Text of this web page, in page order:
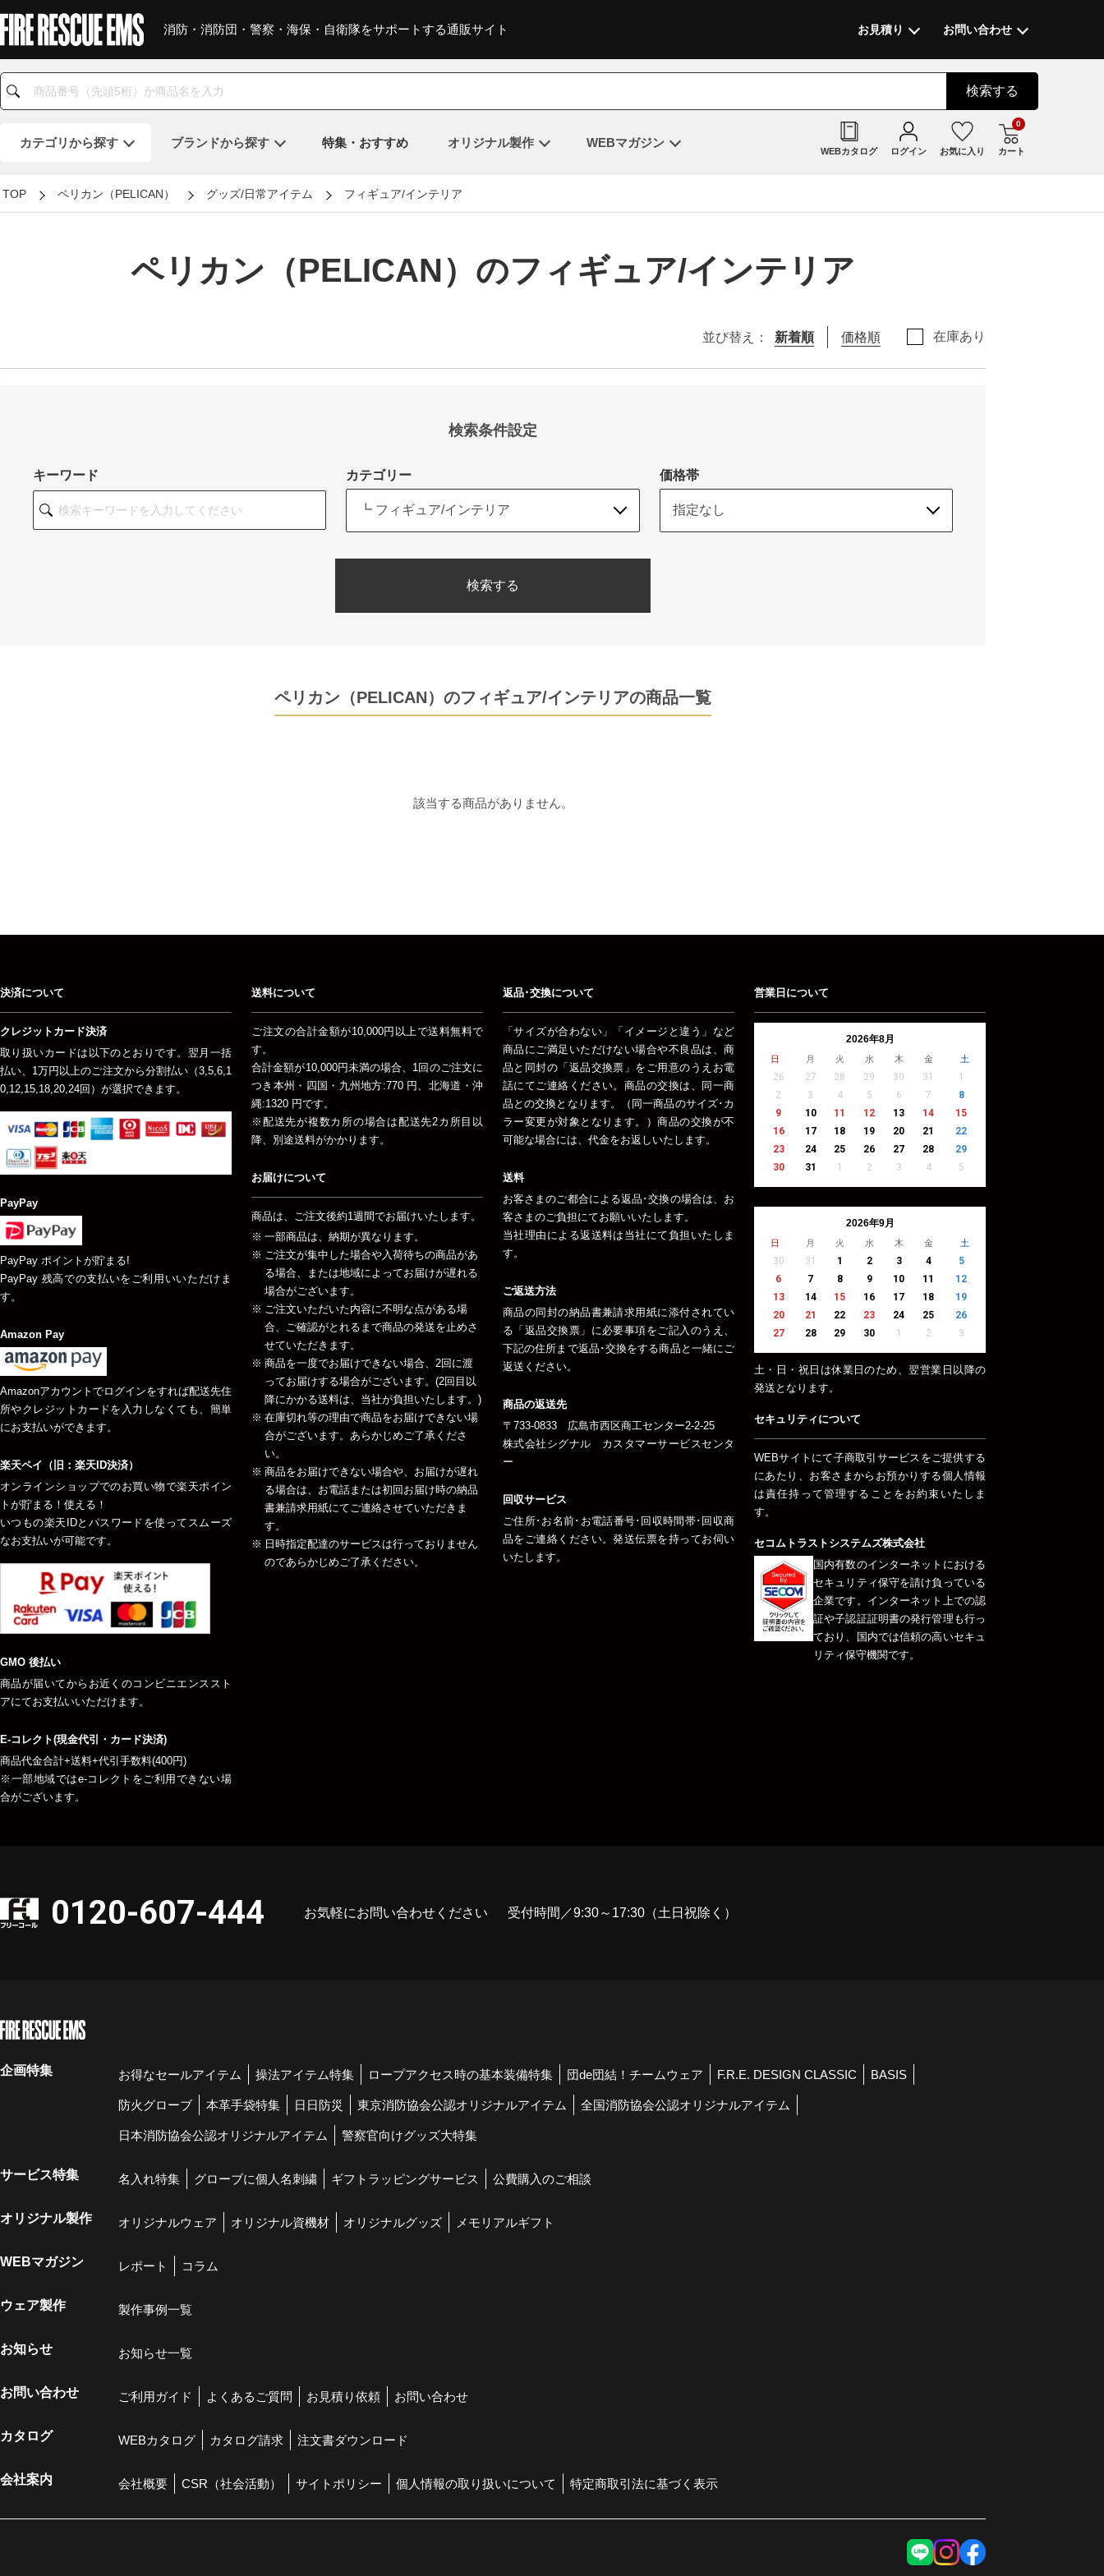
消防・消防団・警察・海保・自衛隊をサポートする通販サイト お見積り お問い合わせ
検索する
カテゴリから探す ブランドから探す 特集・おすすめ オリジナル製作 WEBマガジン
WEBカタログ ログイン お気に入り カート
0
TOP ペリカン（PELICAN） グッズ/日常アイテム フィギュア/インテリア
ペリカン（PELICAN）のフィギュア/インテリア
並び替え： 新着順 価格順 在庫あり
検索条件設定
キーワード カテゴリー 価格帯
検索する
ペリカン（PELICAN）のフィギュア/インテリアの商品一覧
該当する商品がありません。
決済について
クレジットカード決済
取り扱いカードは以下のとおりです。翌月一括
払い、1万円以上のご注文から分割払い（3,5,6,1
0,12,15,18,20,24回）が選択できます。
PayPay
PayPay ポイントが貯まる!
PayPay 残高での支払いをご利用いいただけま
す。
Amazon Pay
Amazonアカウントでログインをすれば配送先住
所やクレジットカードを入力しなくても、簡単
にお支払いができます。
楽天ペイ（旧：楽天ID決済）
オンラインショップでのお買い物で楽天ポイン
トが貯まる！使える！
いつもの楽天IDとパスワードを使ってスムーズ
なお支払いが可能です。
GMO 後払い
商品が届いてからお近くのコンビニエンススト
アにてお支払いいただけます。
E-コレクト(現金代引・カード決済)
商品代金合計+送料+代引手数料(400円)
※一部地域ではe-コレクトをご利用できない場
合がございます。
送料について
ご注文の合計金額が10,000円以上で送料無料で
す。
合計金額が10,000円未満の場合、1回のご注文に
つき本州・四国・九州地方:770 円、北海道・沖
縄:1320 円です。
※配送先が複数カ所の場合は配送先2カ所目以
降、別途送料がかかります。
お届けについて
商品は、ご注文後約1週間でお届けいたします。
一部商品は、納期が異なります。
ご注文が集中した場合や入荷待ちの商品があ
る場合、または地域によってお届けが遅れる
場合がございます。
ご注文いただいた内容に不明な点がある場
合、ご確認がとれるまで商品の発送を止めさ
せていただきます。
商品を一度でお届けできない場合、2回に渡
ってお届けする場合がございます。(2回目以
降にかかる送料は、当社が負担いたします。)
在庫切れ等の理由で商品をお届けできない場
合がございます。あらかじめご了承くださ
い。
商品をお届けできない場合や、お届けが遅れ
る場合は、お電話または初回お届け時の納品
書兼請求用紙にてご連絡させていただきま
す。
日時指定配達のサービスは行っておりません
のであらかじめご了承ください。
返品･交換について
「サイズが合わない」「イメージと違う」など
商品にご満足いただけない場合や不良品は、商
品と同封の「返品交換票」をご用意のうえお電
話にてご連絡ください。商品の交換は、同一商
品との交換となります。（同一商品のサイズ･カ
ラー変更が対象となります。）商品の交換が不
可能な場合には、代金をお返しいたします。
送料
お客さまのご都合による返品･交換の場合は、お
客さまのご負担にてお願いいたします。
当社理由による返送料は当社にて負担いたしま
す。
ご返送方法
商品の同封の納品書兼請求用紙に添付されてい
る「返品交換票」に必要事項をご記入のうえ、
下記の住所まで返品･交換をする商品と一緒にご
返送ください。
商品の返送先
〒733-0833 広島市西区商工センター2-2-25
株式会社シグナル カスタマーサービスセンタ
ー
回収サービス
ご住所･お名前･お電話番号･回収時間帯･回収商
品をご連絡ください。発送伝票を持ってお伺い
いたします。
営業日について
2026年8月
日 月 火 水 木 金 土
26 27 28 29 30 31
1
2
3 4 5 6 7
8
9
10 11 12 13 14
15
16
17 18 19 20 21
22
23
24 25 26 27 28
29
30
31 1 2 3 4 5
2026年9月
日 月 火 水 木 金 土
30 31 1 2 3 4
5
6
7 8 9 10 11
12
13
14 15 16 17 18
19
20
21 22 23 24 25
26
27
28 29 30 1 2 3
土・日・祝日は休業日のため、翌営業日以降の
発送となります。
セキュリティについて
WEBサイトにて子商取引サービスをご提供する
にあたり、お客さまからお預かりする個人情報
は責任持って管理することをお約束いたしま
す。
セコムトラストシステムズ株式会社
国内有数のインターネットにおける
セキュリティ保守を請け負っている
企業です。インターネット上での認
証や子認証証明書の発行管理も行っ
ており、国内では信頼の高いセキュ
リティ保守機関です。
0120-607-444 お気軽にお問い合わせください 受付時間／9:30～17:30（土日祝除く）
企画特集 お得なセールアイテム 操法アイテム特集 ロープアクセス時の基本装備特集 団de団結！チームウェア F.R.E. DESIGN CLASSIC BASIS
防火グローブ 本革手袋特集 日日防災 東京消防協会公認オリジナルアイテム 全国消防協会公認オリジナルアイテム
日本消防協会公認オリジナルアイテム 警察官向けグッズ大特集
サービス特集 名入れ特集 グローブに個人名刺繍 ギフトラッピングサービス 公費購入のご相談
オリジナル製作 オリジナルウェア オリジナル資機材 オリジナルグッズ メモリアルギフト
WEBマガジン レポート コラム
ウェア製作 製作事例一覧
お知らせ お知らせ一覧
お問い合わせ ご利用ガイド よくあるご質問 お見積り依頼 お問い合わせ
カタログ WEBカタログ カタログ請求 注文書ダウンロード
会社案内 会社概要 CSR（社会活動） サイトポリシー 個人情報の取り扱いについて 特定商取引法に基づく表示